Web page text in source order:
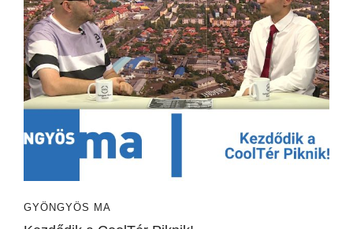
GYÖNGYÖS MA